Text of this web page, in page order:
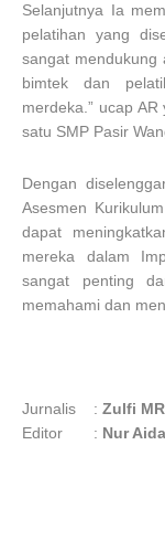
Selanjutnya Ia
pelatihan yang
sangat mendukung
bimtek dan
merdeka.” ucap
satu SMP Pasir
Dengan
Asesmen
dapat
mereka dalam
sangat penting
memahami dan
Jurnalis : Zulfi MR
Editor
: Nur